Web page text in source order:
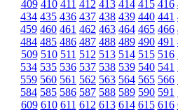
409 410 411 412 413 414 415 416
434 435 436 437 438 439 440 441
459 460 461 462 463 464 465 466
484 485 486 487 488 489 490 491
509 510 511 512 513 514 515 516
534 535 536 537 538 539 540 541
559 560 561 562 563 564 565 566
584 585 586 587 588 589 590 591
609 610 611 612 613 614 615 616